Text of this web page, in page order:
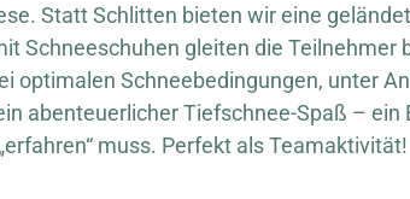
Statt Schlitten bieten wir eine
Schneeschuhen gleiten die Teilnehmer
optimalen Schneebedingungen, unter
abenteuerlicher Tiefschnee-Spaß – ein
„erfahren“ muss. Perfekt als Teamaktivität!